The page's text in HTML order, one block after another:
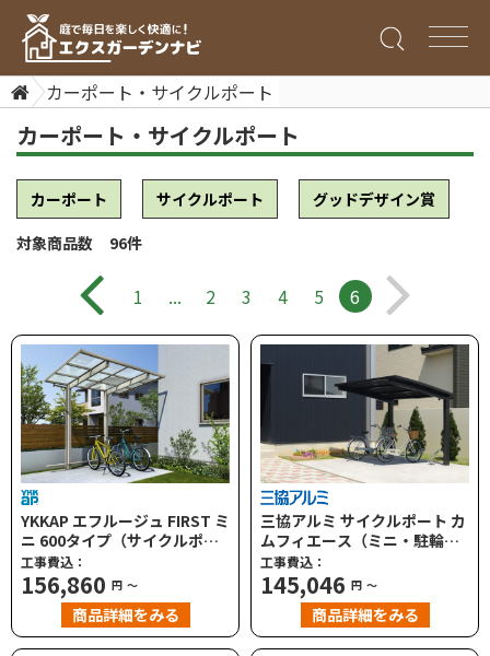
カーポート・サイクルポート
カーポート・サイクルポート
カーポート サイクルポート
グッドデザイン賞
対象商品数 96件
1 ... 2 3 4 5 6
YKKAP エフルージュ FIRST ミ
ニ 600タイプ（サイクルポー
ト・駐輪場）
工事費込：
156,860 円 ～
商品詳細をみる
三協アルミ サイクルポート カ
ムフィエース（ミニ・駐輪
場）
工事費込：
145,046 円 ～
商品詳細をみる